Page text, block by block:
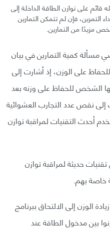
قائم على توازن الطاقة الداخلة إلى
التمرين، فإن لم تتمكن التمارين
مزيدًا من التمارين.
مسألة كمية التمارين في بيان
البدني للحفاظ على الوزن، إذ أشارت إلى
الشخص للحفاظ على وزنه بعد
إلى نقص عدد التجارب العشوائية
أحدث التقنيات لمراقبة توازن
حديثة لمراقبة توازن
خاصة بهم.
زيادة الوزن إلى الالتحاق ببرنامج
بين مدخول الطاقة عند